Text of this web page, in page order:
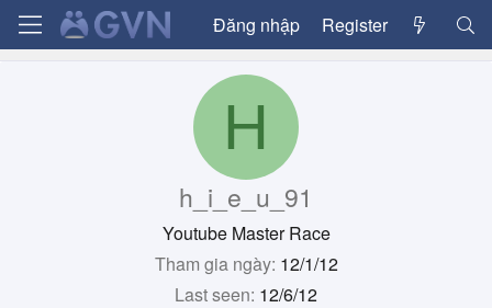
Đăng nhập Register
H
h_i_e_u_91
Youtube Master Race
Tham gia ngày 12/1/12
Last seen 12/6/12